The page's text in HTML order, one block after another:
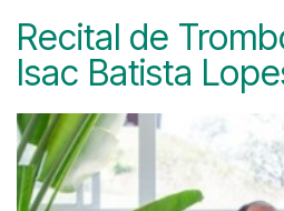
Recital de
Isac Batista